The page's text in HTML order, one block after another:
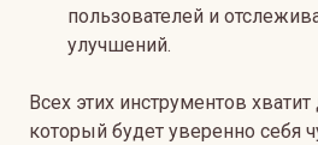
пользователей и
улучшений.
Всех этих инструментов хватит
который будет уверенно себя